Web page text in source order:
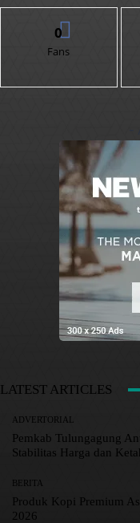
0
Fans
LATEST ARTICLES
ADVERTORIAL
Pemkab Tulungagung
Stabilitas Harga dan
BERITA
Produk Kopi Premium
2026